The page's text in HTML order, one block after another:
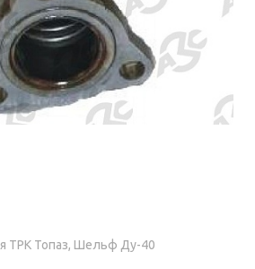
ТРК Топаз, Шельф Ду-40